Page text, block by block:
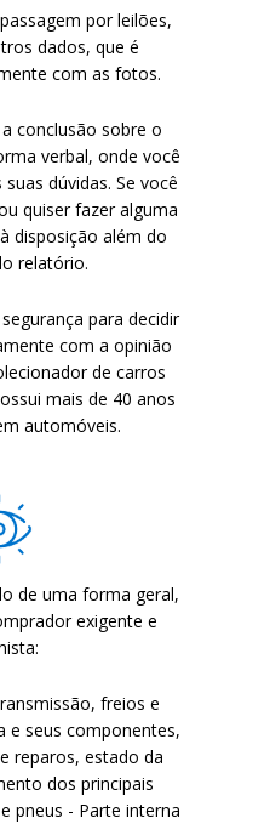
por leilões,
dados, que é
com as fotos.
conclusão sobre o
verbal, onde você
dúvidas. Se você
quiser fazer alguma
disposição além do
relatório.
para decidir
com a opinião
de carros
mais de 40 anos
automóveis.
de uma forma geral,
exigente e
freios e
e seus componentes,
reparos, estado da
dos principais
pneus - Parte interna